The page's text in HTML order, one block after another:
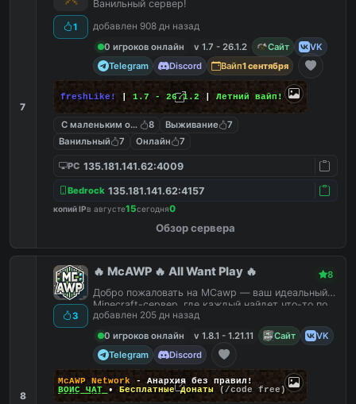
7
1
Ванильный сервер!
добавлен 908 дн назад
0 игроков онлайн
v 1.7 - 26.1.2 Сайт
VK
Telegram
Discord Вайп1 сентября
freshLike! 1.7 - 26.1.2 | Летний вайп!
С маленьким онлайном
8 Выживание
7
Ванильный
7 Онлайн 7
PC 135.181.141.62:4009
Bedrock 135.181.141.62:4157
копий IPв августе15сегодня0
Обзор сервера
8
3
🔥 McAWP 🔥 All Want Play 🔥 8
Добро пожаловать на MCawp — ваш идеальный
Minecraft-сервер, где каждый найдет что-то по
душе!
добавлен 205 дн назад
0 игроков онлайн
v 1.8.1 - 1.21.11 Сайт
VK
Telegram
Discord
McAWP Network
- Анархия без правил!
ВОЙС ЧАТ
• Бесплатные донаты (/code free)